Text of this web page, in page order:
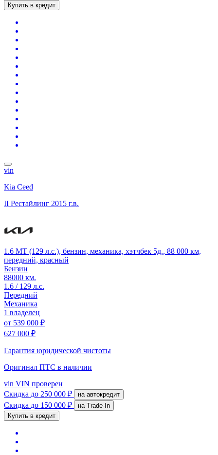
Купить в кредит
vin
Kia Ceed
II Рестайлинг 2015 г.в.
1.6 MT (129 л.с.), бензин, механика, хэтчбек 5д., 88 000 км,
передний, красный
Бензин
88000 км.
1.6 / 129 л.с.
Передний
Механика
1 владелец
от 539 000 ₽
627 000 ₽
Гарантия юридической чистоты
Оригинал ПТС в наличии
vin VIN проверен
Скидка до 250 000 ₽ на автокредит
Скидка до 150 000 ₽
на Trade-In
Купить в кредит